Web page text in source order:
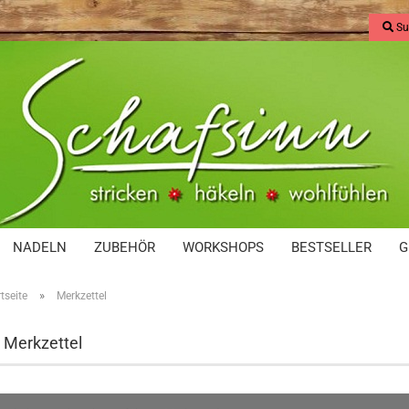
NADELN ZUBEHÖR WORKSHOPS BESTSELLER
» Merkzettel
Merkzettel